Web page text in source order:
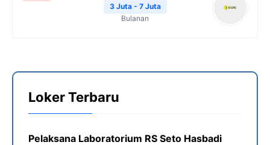
3 Juta - 7 Juta
Bulanan
Loker Terbaru
Pelaksana Laboratorium RS Seto Hasbadi